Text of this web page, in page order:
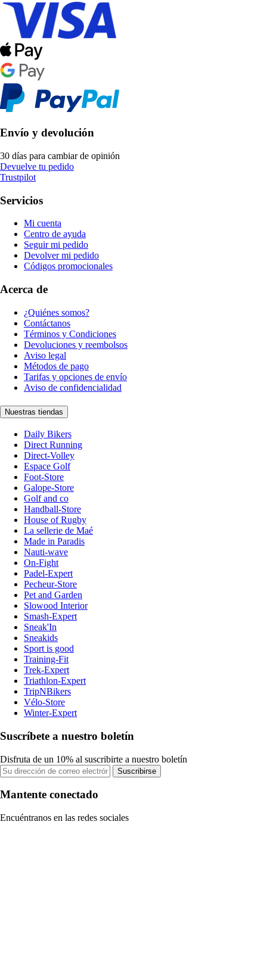
Envío y devolución
30 días para cambiar de opinión
Devuelve tu pedido
Trustpilot
Servicios
Mi cuenta
Centro de ayuda
Seguir mi pedido
Devolver mi pedido
Códigos promocionales
Acerca de
¿Quiénes somos?
Contáctanos
Términos y Condiciones
Devoluciones y reembolsos
Aviso legal
Métodos de pago
Tarifas y opciones de envío
Aviso de confidencialidad
Nuestras tiendas
Daily Bikers
Direct Running
Direct-Volley
Espace Golf
Foot-Store
Galope-Store
Golf and co
Handball-Store
House of Rugby
La sellerie de Maé
Made in Paradis
Nauti-wave
On-Fight
Padel-Expert
Pecheur-Store
Pet and Garden
Slowood Interior
Smash-Expert
Sneak'In
Sneakids
Sport is good
Training-Fit
Trek-Expert
Triathlon-Expert
TripNBikers
Vélo-Store
Winter-Expert
Suscríbete a nuestro boletín
Disfruta de un 10% al suscribirte a nuestro boletín
Suscribirse
Mantente conectado
Encuéntranos en las redes sociales